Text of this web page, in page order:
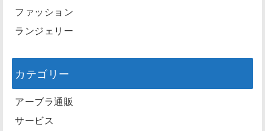
ファッション
ランジェリー
カテゴリー
アーブラ通販
サービス